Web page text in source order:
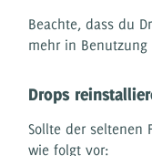
Beachte, dass du
mehr in Benutzung
Drops
Sollte der seltenen
wie folgt vor: